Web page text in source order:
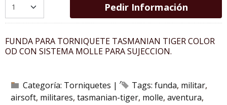
Pedir Información
FUNDA PARA TORNIQUETE TASMANIAN TIGER COLOR
OD CON SISTEMA MOLLE PARA SUJECCION.
Categoría: Torniquetes | Tags: funda militar
airsoft militares tasmanian-tiger molle aventura